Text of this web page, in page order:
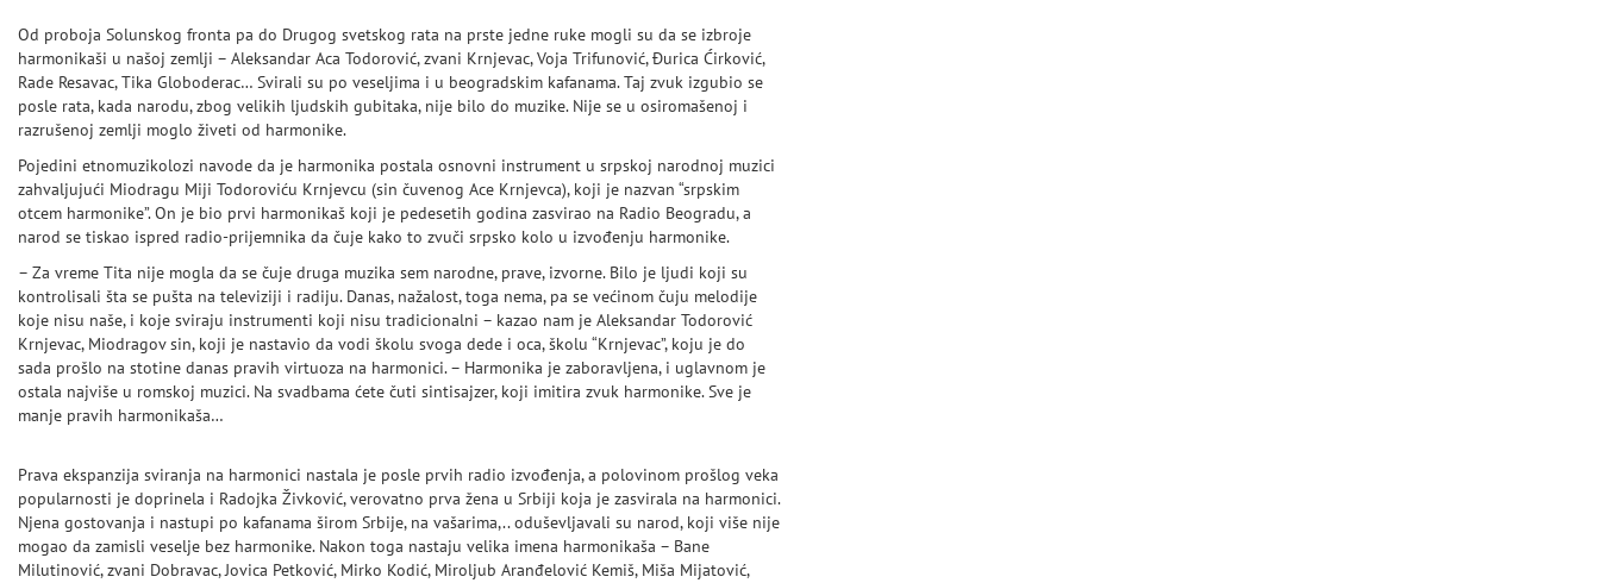
Od proboja Solunskog fronta pa do Drugog svetskog rata na prste jedne ruke mogli su da se izbroje
harmonikaši u našoj zemlji – Aleksandar Aca Todorović, zvani Krnjevac, Voja Trifunović, Đurica Ćirković,
Rade Resavac, Tika Globoderac… Svirali su po veseljima i u beogradskim kafanama. Taj zvuk izgubio se
posle rata, kada narodu, zbog velikih ljudskih gubitaka, nije bilo do muzike. Nije se u osiromašenoj i
razrušenoj zemlji moglo živeti od harmonike.
Pojedini etnomuzikolozi navode da je harmonika postala osnovni instrument u srpskoj narodnoj muzici
zahvaljujući Miodragu Miji Todoroviću Krnjevcu (sin čuvenog Ace Krnjevca), koji je nazvan “srpskim
otcem harmonike”. On je bio prvi harmonikaš koji je pedesetih godina zasvirao na Radio Beogradu, a
narod se tiskao ispred radio-prijemnika da čuje kako to zvuči srpsko kolo u izvođenju harmonike.
– Za vreme Tita nije mogla da se čuje druga muzika sem narodne, prave, izvorne. Bilo je ljudi koji su
kontrolisali šta se pušta na televiziji i radiju. Danas, nažalost, toga nema, pa se većinom čuju melodije
koje nisu naše, i koje sviraju instrumenti koji nisu tradicionalni – kazao nam je Aleksandar Todorović
Krnjevac, Miodragov sin, koji je nastavio da vodi školu svoga dede i oca, školu “Krnjevac”, koju je do
sada prošlo na stotine danas pravih virtuoza na harmonici. – Harmonika je zaboravljena, i uglavnom je
ostala najviše u romskoj muzici. Na svadbama ćete čuti sintisajzer, koji imitira zvuk harmonike. Sve je
manje pravih harmonikaša…
Prava ekspanzija sviranja na harmonici nastala je posle prvih radio izvođenja, a polovinom prošlog veka
popularnosti je doprinela i Radojka Živković, verovatno prva žena u Srbiji koja je zasvirala na harmonici.
Njena gostovanja i nastupi po kafanama širom Srbije, na vašarima,.. oduševljavali su narod, koji više nije
mogao da zamisli veselje bez harmonike. Nakon toga nastaju velika imena harmonikaša – Bane
Milutinović, zvani Dobravac, Jovica Petković, Mirko Kodić, Miroljub Aranđelović Kemiš, Miša Mijatović,